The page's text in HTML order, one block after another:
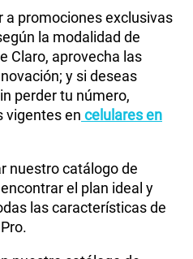
a promociones exclusivas
la modalidad de
Claro, aprovecha las
y si deseas
perder tu número,
vigentes en celulares en
nuestro catálogo de
el plan ideal y
las características de